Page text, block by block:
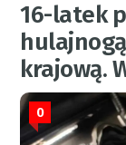
16-latek
krajową.
0